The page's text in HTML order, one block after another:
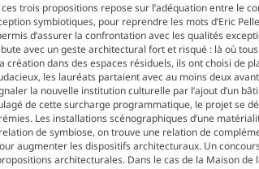
trois propositions repose sur l’adéquation entre le
symbiotiques, pour reprendre les mots d’Eric
d’assurer la confrontation avec les qualités
avec un geste architectural fort et risqué : là où
création dans des espaces résiduels, ils ont choisi de
les lauréats partaient avec au moins deux
la nouvelle institution culturelle par l’ajout d’un
de cette surcharge programmatique, le projet se
Les installations scénographiques d’une
de symbiose, on trouve une relation de
augmenter les dispositifs architecturaux. Un
architecturales. Dans le cas de la Maison